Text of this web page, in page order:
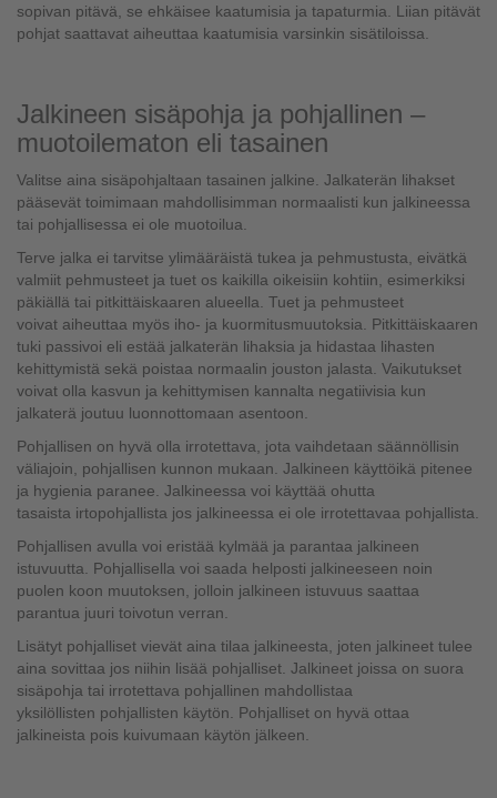
sopivan pitävä, se ehkäisee kaatumisia ja tapaturmia. Liian pitävät
pohjat saattavat aiheuttaa kaatumisia varsinkin sisätiloissa.
Jalkineen sisäpohja ja pohjallinen –
muotoilematon eli tasainen
Valitse aina sisäpohjaltaan tasainen jalkine. Jalkaterän lihakset
pääsevät toimimaan mahdollisimman normaalisti kun jalkineessa
tai pohjallisessa ei ole muotoilua.
Terve jalka ei tarvitse ylimääräistä tukea ja pehmustusta, eivätkä
valmiit pehmusteet ja tuet os kaikilla oikeisiin kohtiin, esimerkiksi
päkiällä tai pitkittäiskaaren alueella. Tuet ja pehmusteet
voivat aiheuttaa myös iho- ja kuormitusmuutoksia. Pitkittäiskaaren
tuki passivoi eli estää jalkaterän lihaksia ja hidastaa lihasten
kehittymistä sekä poistaa normaalin jouston jalasta. Vaikutukset
voivat olla kasvun ja kehittymisen kannalta negatiivisia kun
jalkaterä joutuu luonnottomaan asentoon.
Pohjallisen on hyvä olla irrotettava, jota vaihdetaan säännöllisin
väliajoin, pohjallisen kunnon mukaan. Jalkineen käyttöikä pitenee
ja hygienia paranee. Jalkineessa voi käyttää ohutta
tasaista irtopohjallista jos jalkineessa ei ole irrotettavaa pohjallista.
Pohjallisen avulla voi eristää kylmää ja parantaa jalkineen
istuvuutta. Pohjallisella voi saada helposti jalkineeseen noin
puolen koon muutoksen, jolloin jalkineen istuvuus saattaa
parantua juuri toivotun verran.
Lisätyt pohjalliset vievät aina tilaa jalkineesta, joten jalkineet tulee
aina sovittaa jos niihin lisää pohjalliset. Jalkineet joissa on suora
sisäpohja tai irrotettava pohjallinen mahdollistaa
yksilöllisten pohjallisten käytön. Pohjalliset on hyvä ottaa
jalkineista pois kuivumaan käytön jälkeen.